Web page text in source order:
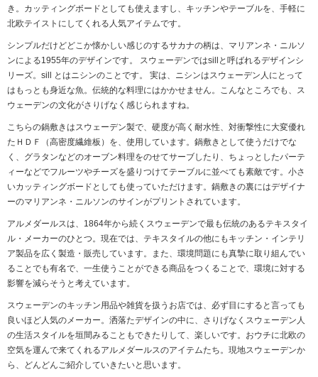
き。カッティングボードとしても使えますし、キッチンやテーブルを、手軽に
北欧テイストにしてくれる人気アイテムです。
シンプルだけどどこか懐かしい感じのするサカナの柄は、マリアンネ・ニルソ
ンによる1955年のデザインです。 スウェーデンではsillと呼ばれるデザインシ
リーズ。sill とはニシンのことです。 実は、ニシンはスウェーデン人にとって
はもっとも身近な魚。伝統的な料理にはかかせません。こんなところでも、ス
ウェーデンの文化がさりげなく感じられますね。
こちらの鍋敷きはスウェーデン製で、硬度が高く耐水性、対衝撃性に大変優れ
たＨＤＦ（高密度繊維板）を、使用しています。鍋敷きとして使うだけでな
く、グラタンなどのオーブン料理をのせてサーブしたり、ちょっとしたパーテ
ィーなどでフルーツやチーズを盛りつけてテーブルに並べても素敵です。小さ
いカッティングボードとしても使っていただけます。鍋敷きの裏にはデザイナ
ーのマリアンネ・ニルソンのサインがプリントされています。
アルメダールスは、1864年から続くスウェーデンで最も伝統のあるテキスタイ
ル・メーカーのひとつ。現在では、テキスタイルの他にもキッチン・インテリ
ア製品を広く製造・販売しています。また、環境問題にも真摯に取り組んでい
ることでも有名で、一生使うことができる商品をつくることで、環境に対する
影響を減らそうと考えています。
スウェーデンのキッチン用品や雑貨を扱うお店では、必ず目にすると言っても
良いほど人気のメーカー。洒落たデザインの中に、さりげなくスウェーデン人
の生活スタイルを垣間みることもできたりして、楽しいです。おウチに北欧の
空気を運んで来てくれるアルメダールスのアイテムたち。現地スウェーデンか
ら、どんどんご紹介していきたいと思います。